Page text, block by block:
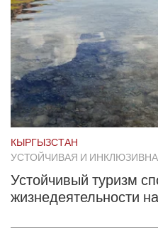
КЫРГЫЗСТАН
УСТОЙЧИВАЯ И
Устойчивый туризм
жизнедеятельности